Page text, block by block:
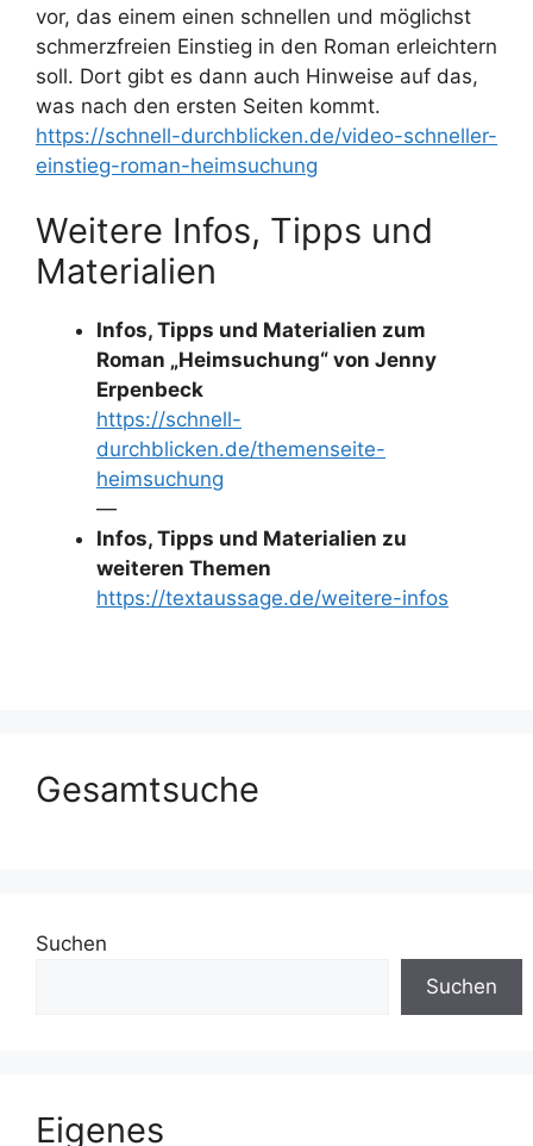
vor, das einem einen schnellen und möglichst
schmerzfreien Einstieg in den Roman erleichtern
soll. Dort gibt es dann auch Hinweise auf das,
was nach den ersten Seiten kommt.
https://schnell-durchblicken.de/video-schneller-
einstieg-roman-heimsuchung
Weitere Infos, Tipps und
Materialien
Infos, Tipps und Materialien zum
Roman „Heimsuchung“ von Jenny
Erpenbeck
https://schnell-
durchblicken.de/themenseite-
heimsuchung
—
Infos, Tipps und Materialien zu
weiteren Themen
https://textaussage.de/weitere-infos
Gesamtsuche
Suchen
Suchen
Eigenes